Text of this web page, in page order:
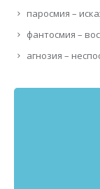
паросмия –
фантосмия –
агнозия –